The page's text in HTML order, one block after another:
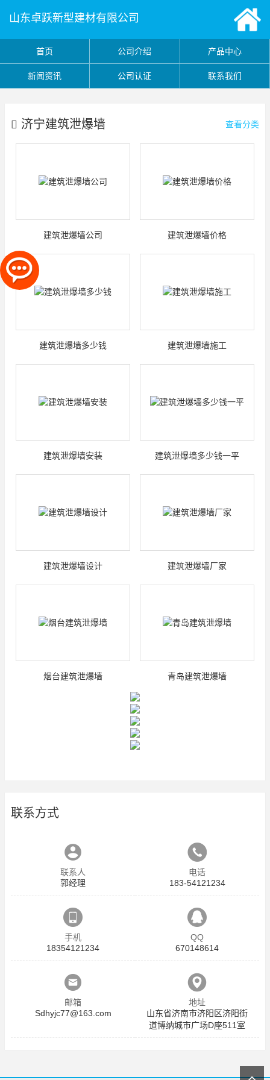
山东卓跃新型建材有限公司
首页 公司介绍 产品中心
新闻资讯 公司认证 联系我们
济宁建筑泄爆墙 查看分类
建筑泄爆墙公司 建筑泄爆墙价格
建筑泄爆墙多少钱 建筑泄爆墙施工
建筑泄爆墙安装 建筑泄爆墙多少钱一平
建筑泄爆墙设计 建筑泄爆墙厂家
烟台建筑泄爆墙 青岛建筑泄爆墙
联系方式
联系人
郭经理
电话
183-54121234
手机
18354121234
QQ
670148614
邮箱
Sdhyjc77@163.com
地址
山东省济南市济阳区济阳街
道博纳城市广场D座511室